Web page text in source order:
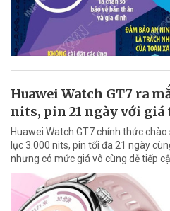
Huawei Watch GT7 ra
nits, pin 21 ngày với giá
Huawei Watch GT7 chính thức
lục 3.000 nits, pin tối đa 21 ngày
nhưng có mức giá vô cùng dễ tiếp